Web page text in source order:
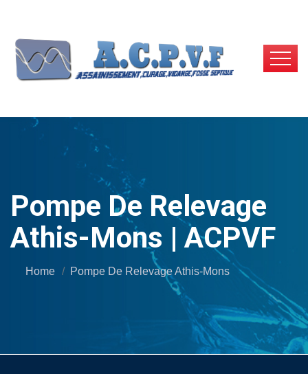
Pompe De Relevage
Athis-Mons | ACPVF
Home Pompe De Relevage Athis-Mons